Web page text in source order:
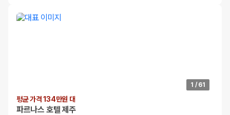
1 / 61
평균 가격 134만원 대
파르나스 호텔 제주